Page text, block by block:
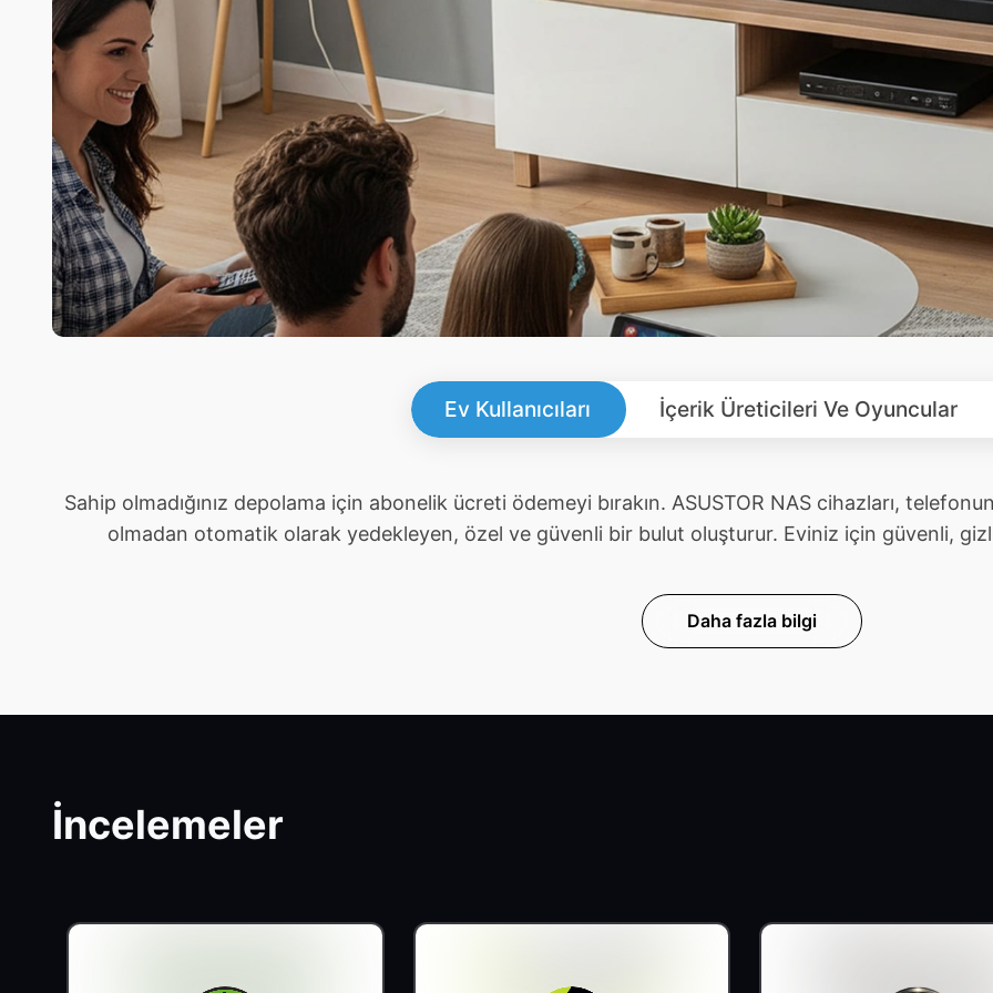
Ev Kullanıcıları İçerik Üreticileri Ve Oyuncular
Sahip olmadığınız depolama için abonelik ücreti ödemeyi bırakın. ASUSTOR NAS cihazları,
olmadan otomatik olarak yedekleyen, özel ve güvenli bir bulut oluşturur. Eviniz için güvenli,
Daha fazla bilgi
İncelemeler